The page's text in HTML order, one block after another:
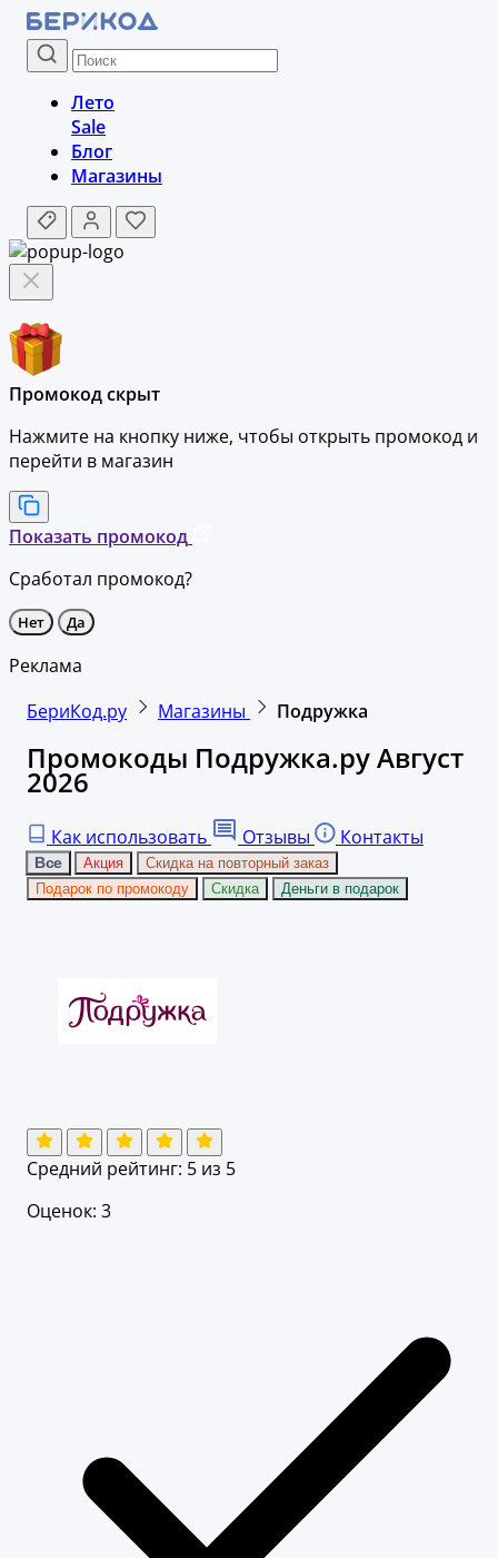
Лето
Sale
Блог
Магазины
Промокод скрыт
Нажмите на кнопку ниже, чтобы открыть промокод и
перейти в магазин
Показать промокод
Сработал промокод?
Нет Да
Реклама
БериКод.ру
Магазины Подружка
Промокоды Подружка.ру Август
2026
Как использовать Отзывы Контакты
Все Акция
Скидка на повторный заказ
Подарок по промокоду
Скидка Деньги в подарок
Средний рейтинг: 5 из 5
Оценок: 3